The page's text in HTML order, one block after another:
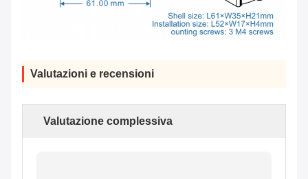
Valutazioni e recensioni
Valutazione complessiva